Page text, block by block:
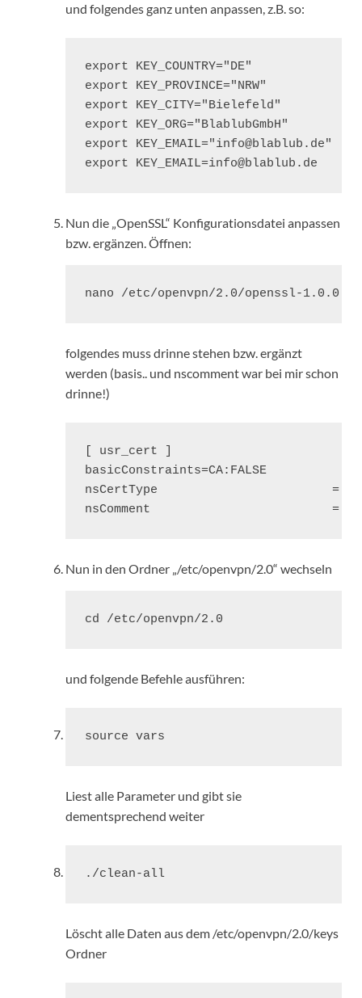
und folgendes ganz unten anpassen, z.B. so:
export KEY_COUNTRY="DE"
export KEY_PROVINCE="NRW"
export KEY_CITY="Bielefeld"
export KEY_ORG="BlablubGmbH"
export KEY_EMAIL="info@blablub.de"
export KEY_EMAIL=info@blablub.de
Nun die „OpenSSL“ Konfigurationsdatei anpassen
bzw. ergänzen. Öffnen:
nano /etc/openvpn/2.0/openssl-
folgendes muss drinne stehen bzw. ergänzt
werden (basis.. und nscomment war bei mir schon
drinne!)
[ usr_cert ]
basicConstraints=CA:FALSE
nsCertType                        =
nsComment                         =
Nun in den Ordner „/etc/openvpn/2.0“ wechseln
cd /etc/openvpn/2.0
und folgende Befehle ausführen:
source vars
Liest alle Parameter und gibt sie
dementsprechend weiter
./clean-all
Löscht alle Daten aus dem /etc/openvpn/2.0/keys
Ordner